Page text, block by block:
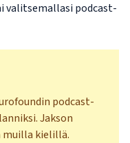
valitsemallasi podcast-
podcast-
Jakson
kielillä.